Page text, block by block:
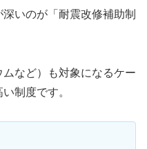
いのが「耐震改修補助制
など）も対象になるケー
制度です。